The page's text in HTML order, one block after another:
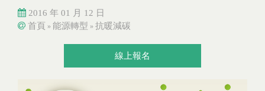
2016 年 01 月 12 日
您在這裡
首頁 » 能源轉型 » 抗暖減碳
線上報名